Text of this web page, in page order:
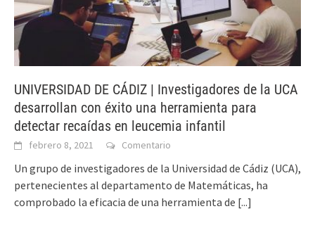
UNIVERSIDAD DE CÁDIZ | Investigadores de la UCA
desarrollan con éxito una herramienta para
detectar recaídas en leucemia infantil
febrero 8, 2021 Comentario
Un grupo de investigadores de la Universidad de Cádiz (UCA),
pertenecientes al departamento de Matemáticas, ha
comprobado la eficacia de una herramienta de [...]